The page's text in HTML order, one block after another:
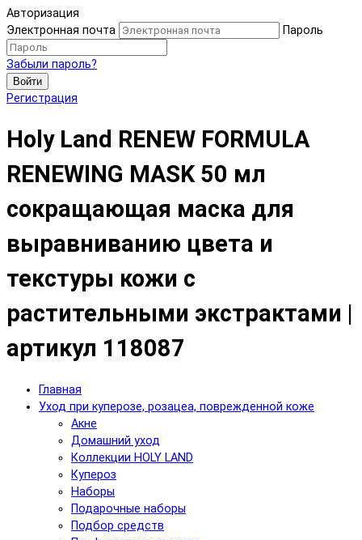
Авторизация
Электронная почта
Пароль
Забыли пароль?
Войти
Регистрация
Holy Land RENEW FORMULA
RENEWING MASK 50 мл
сокращающая маска для
выравниванию цвета и
текстуры кожи с
растительными экстрактами |
артикул 118087
Главная
Уход при куперозе, розацеа, поврежденной коже
Акне
Домашний уход
Коллекции HOLY LAND
Купероз
Наборы
Подарочные наборы
Подбор средств